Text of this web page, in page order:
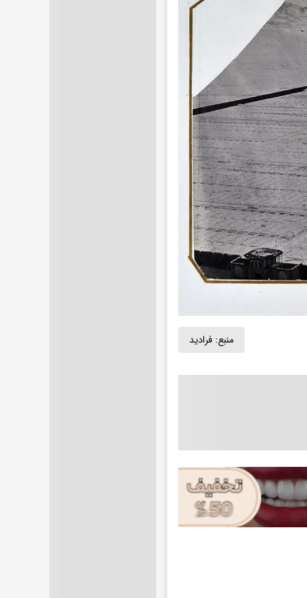
منبع: فرادید